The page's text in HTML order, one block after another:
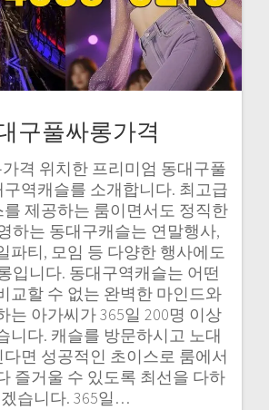
구풀싸롱가격
격 위치한 프리미엄 동대구풀
역캐슬를 소개합니다. 최고급
제공하는 룸이면서도 정직한
하는 동대구캐슬는 연말행사,
파티, 모임 등 다양한 행사에도
입니다. 동대구역캐슬는 어떤
교할 수 없는 완벽한 마인드와
는 아가씨가 365일 200명 이상
니다. 캐슬를 방문하시고 노대
면 성공적인 초이스로 룸에서
즐거울 수 있도록 최선을 다하
겠습니다. 365일…